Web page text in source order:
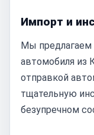
Импорт и
Мы предлагаем
автомобиля из
отправкой
тщательную
безупречном